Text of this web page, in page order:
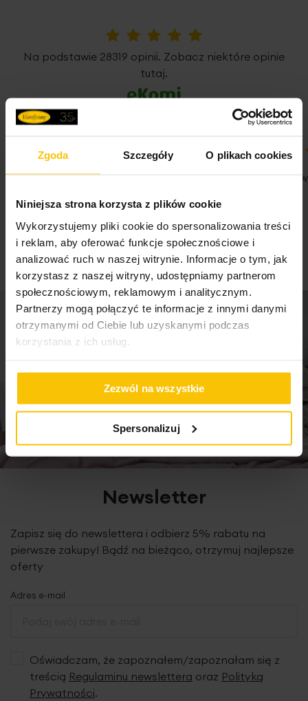
Zgoda Szczegóły O plikach cookies
Niniejsza strona korzysta z plików cookie
Wykorzystujemy pliki cookie do spersonalizowania treści
i reklam, aby oferować funkcje społecznościowe i
analizować ruch w naszej witrynie. Informacje o tym, jak
korzystasz z naszej witryny, udostępniamy partnerom
społecznościowym, reklamowym i analitycznym.
Partnerzy mogą połączyć te informacje z innymi danymi
otrzymanymi od Ciebie lub uzyskanymi podczas
korzystania z ich usług.
Zezwól na wszystkie
Spersonalizuj
Pobierz instrukcję użytkowania i bezpieczeństwa produktu
Na podstawie 28319 opinii. Zobacz niektóre opinie
tutaj.
100%
Jestem zadowolona z poziomu usług i
Jestem na
Newsletter
Zapisz się do newslettera i odbierz 5% rabatu na
pierwsze zakupy! Bądź na bieżąco, otrzymuj najlepsze
oferty
Adres e-mail
Oświadczam, że zapoznałem/zapoznałam się z
treścią Regulaminu newslettera oraz Polityką
Prywatności.